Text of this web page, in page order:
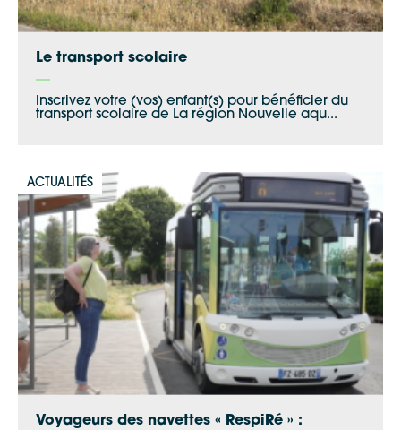
Le transport scolaire
Inscrivez votre (vos) enfant(s) pour bénéficier du
transport scolaire de La région Nouvelle aqu...
ACTUALITÉS
Voyageurs des navettes « RespiRé » :
ShareThis is disabled. Allow
Apple Plans
Waze